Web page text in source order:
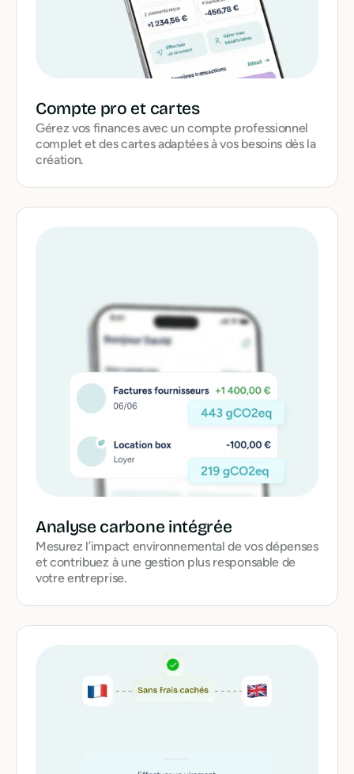
Compte pro et cartes
Gérez vos finances avec un compte professionnel
complet et des cartes adaptées à vos besoins dès la
création.
Analyse carbone intégrée
Mesurez l’impact environnemental de vos dépenses
et contribuez à une gestion plus responsable de
votre entreprise.